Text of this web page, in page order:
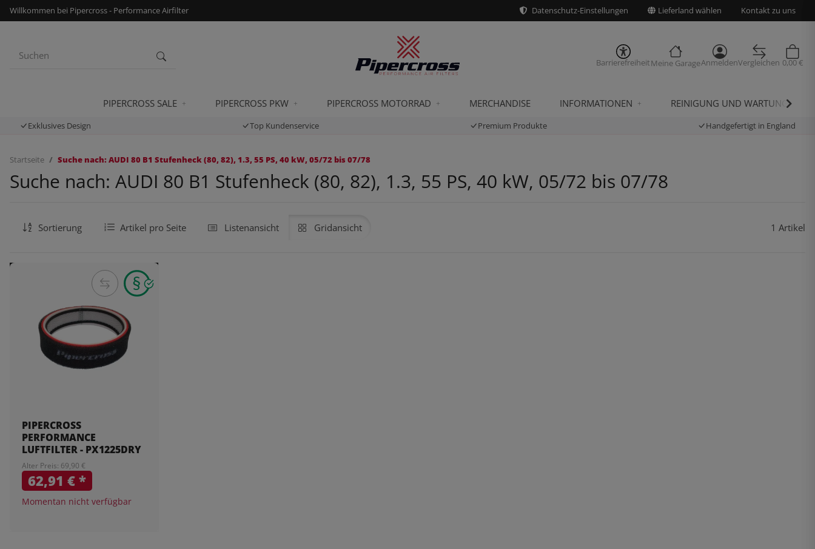
Willkommen bei Pipercross - Performance Airfilter Datenschutz-Einstellungen Lieferland wählen Kontakt zu uns
BarrierefreiheitMeine GarageAnmeldenVergleichen 0,00 €
PIPERCROSS SALE PIPERCROSS PKW PIPERCROSS MOTORRAD MERCHANDISE INFORMATIONEN REINIGUNG UND WARTUNG
Exklusives Design Top Kundenservice Premium Produkte Handgefertigt in England
Startseite Suche nach: AUDI 80 B1 Stufenheck (80, 82), 1.3, 55 PS, 40 kW, 05/72 bis 07/78
Suche nach: AUDI 80 B1 Stufenheck (80, 82), 1.3, 55 PS, 40 kW, 05/72 bis 07/78
Sortierung Artikel pro Seite Listenansicht Gridansicht 1 Artikel
PIPERCROSS
PERFORMANCE
LUFTFILTER - PX1225DRY
Alter Preis: 69,90 €
62,91 €*
Momentan nicht verfügbar